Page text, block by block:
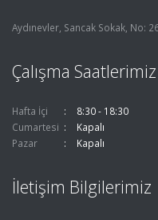
Aydınevler, Sancak Sokak, No:
Çalışma Saatlerimiz
Hafta İçi
8:30 - 18:30
Cumartesi
Kapalı
Pazar
Kapalı
İletişim Bilgilerimiz